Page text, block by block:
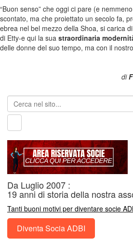
“Buon senso” che oggi ci pare (e
scontato, ma che proiettato un secolo fa,
ebrea nel bel mezzo della Shoa, si carica
di Etty-e qui la sua straordinaria
delle donne del suo tempo, ma con il
di
Da Luglio 2007 :
19 anni di storia della nostra
Tanti buoni motivi per diventare socie
Diventa Socia ADBI